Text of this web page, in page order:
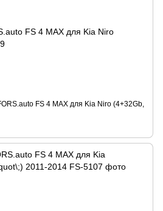
FS 4 MAX для Kia Niro
FS 4 MAX для Kia Niro (4+32Gb,